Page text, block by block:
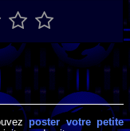
poster votre petite